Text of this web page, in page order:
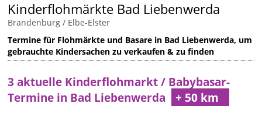
Kinderflohmärkte Bad Liebenwerda
Brandenburg / Elbe-Elster
Termine für Flohmärkte und Basare in Bad Liebenwerda, um
gebrauchte Kindersachen zu verkaufen & zu finden
3 aktuelle Kinderflohmarkt / Babybasar-
Termine in Bad Liebenwerda